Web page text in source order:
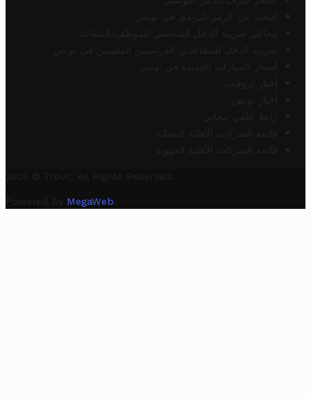
البحث عن الرمز البريدي في تونس
محاكي ضريبة الدخل الشخصي للموظف/المتقاعد
ضريبة الدخل للمتقاعدين الفرنسيين المقيمين في تونس
أسعار السيارات الجديدة في تونس
أخبار تروفيت
أخبار تونس
رابط خلفي مجاني
قائمة الشركات الأهلية المحلية
قائمة الشركات الأهلية الجهوية
2025 © Trovit. All Rights Reserved.
Powered By MegaWeb